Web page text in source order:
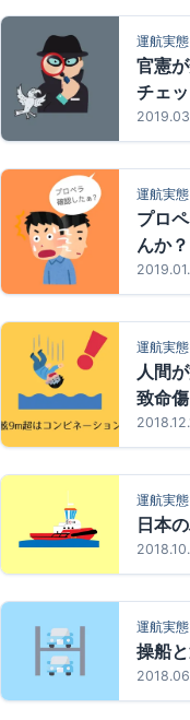
運航実
官憲
チェ
運航実
プロ
んか？
運航実
人間
致命
運航実
日本
運航実
操船